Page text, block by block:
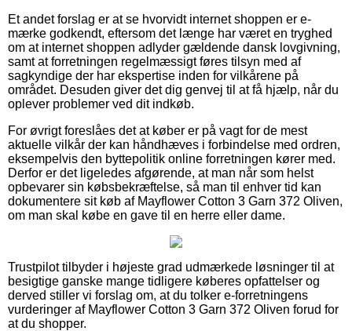
Et andet forslag er at se hvorvidt internet shoppen er e-
mærke godkendt, eftersom det længe har været en tryghed
om at internet shoppen adlyder gældende dansk lovgivning,
samt at forretningen regelmæssigt føres tilsyn med af
sagkyndige der har ekspertise inden for vilkårene på
området. Desuden giver det dig genvej til at få hjælp, når du
oplever problemer ved dit indkøb.
For øvrigt foreslåes det at køber er på vagt for de mest
aktuelle vilkår der kan håndhæves i forbindelse med ordren,
eksempelvis den byttepolitik online forretningen kører med.
Derfor er det ligeledes afgørende, at man når som helst
opbevarer sin købsbekræftelse, så man til enhver tid kan
dokumentere sit køb af Mayflower Cotton 3 Garn 372 Oliven,
om man skal købe en gave til en herre eller dame.
Trustpilot tilbyder i højeste grad udmærkede løsninger til at
besigtige ganske mange tidligere køberes opfattelser og
derved stiller vi forslag om, at du tolker e-forretningens
vurderinger af Mayflower Cotton 3 Garn 372 Oliven forud for
at du shopper.